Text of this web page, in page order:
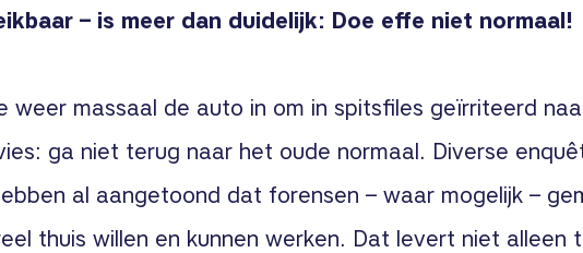
– is meer dan duidelijk: Doe effe niet normaal!
weer massaal de auto in om in spitsfiles geïrriteerd
ga niet terug naar het oude normaal. Diverse
al aangetoond dat forensen – waar mogelijk –
thuis willen en kunnen werken. Dat levert niet alleen